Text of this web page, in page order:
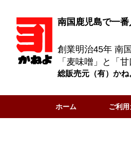
南国鹿児島で一
創業明治45年 南
「麦味噌」と「
総販売元（有）か
ホーム ご利